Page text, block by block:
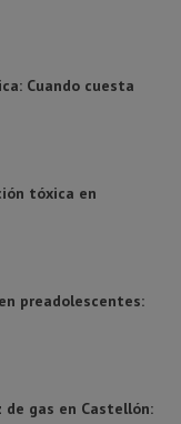
Cuando cuesta
tóxica en
preadolescentes:
de gas en Castellón: